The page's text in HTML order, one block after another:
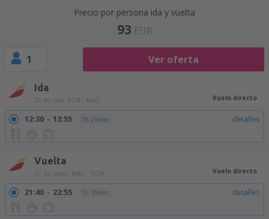
Precio por persona ida y vuelta
93 EUR
1 Ver oferta
Ida
25 dic (vie) BCN - MAD Vuelo directo
12:30 13:55 1h 25min detalles
Vuelta
27 dic (dom) MAD - BCN Vuelo directo
21:40 22:55 1h 15min detalles